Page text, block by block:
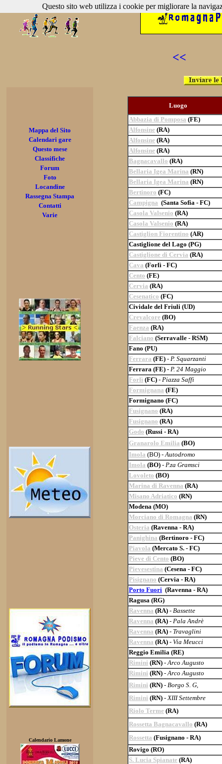
<<
Mappa del Sito
Calendari gare
Questo mese
Classifiche
Forum
Foto
Locandine
Rassegna Stampa
Contatti
Varie
Luogo
Abbazia di Pomposa (FE)
Alfonsine (RA)
Alfonsine (RA)
Alfonsine (RA)
Bagnacavallo (RA)
Bellaria Igea Marina (RN)
Bellaria Igea Marina (RN)
Bertinoro (FC)
Campigna (Santa Sofia - FC)
Casola Valsenio (RA)
Casola Valsenio (RA)
Castiglion Fiorentino (AR)
Castiglione del Lago (PG)
Castiglione di Cervia (RA)
Cava (Forlì - FC)
Cento (FE)
Cervia (RA)
Cesenatico (FC)
Cividale del Friuli (UD)
Crevalcore (BO)
Faenza (RA)
Falciano (Serravalle - RSM)
Fano (PU)
Ferrara (FE) - P. Squarzanti
Ferrara (FE) - P. 24 Maggio
Forlì (FC) - Piazza Saffi
Formignana (FE)
Formignano (FC)
Fusignano (RA)
Fusignano (RA)
Godo (Russi - RA)
Granarolo Emilia (BO)
Imola (BO) -Autodromo
Imola (BO) - P.za Gramsci
Lovoleto (BO)
Marina di Ravenna (RA)
Misano Adriatico (RN)
Modena (MO)
Morciano di Romagna (RN)
Osteria (Ravenna - RA)
Panighina (Bertinoro - FC)
Piavola (Mercato S. - FC)
Pieve di Cento (BO)
Pievesestina (Cesena - FC)
Pisignano (Cervia - RA)
Porto Fuori (Ravenna - RA)
Ragusa (RG)
Ravenna (RA) - Bassette
Ravenna (RA) - Pala Andrè
Ravenna (RA) - Travaglini
Ravenna (RA) - Via Meucci
Reggio Emilia (RE)
Rimini (RN) -Arco Augusto
Rimini (RN) -Arco Augusto
Rimini (RN) - Borgo S. G,
Rimini (RN) -XIII Settembre
Riolo Terme (RA)
Rossetta Bagnacavallo (RA)
Rossetta (Fusignano - RA)
Rovigo (RO)
S. Lucia Spianate (RA)
Calendario Lamone
Questo sito web utilizza i cookie per migliorare la